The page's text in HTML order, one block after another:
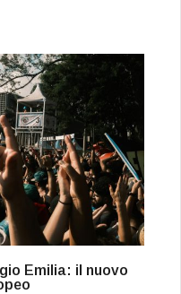
Emilia: il nuovo